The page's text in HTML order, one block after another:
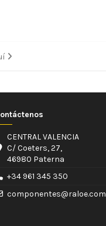
CENTRAL VALENCIA
C/ Coeters, 27,
46980 Paterna
+34 961 345 350
componentes@raloe.com